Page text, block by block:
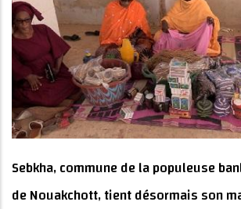
Sebkha, commune de la populeuse
de Nouakchott, tient désormais son